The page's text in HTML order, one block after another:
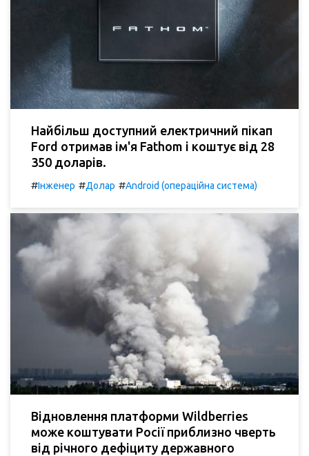
Найбільш доступний електричний пікап
Ford отримав ім'я Fathom і коштує від 28
350 доларів.
#Інженер #Долар #Android (операційна система)
Відновлення платформи Wildberries
може коштувати Росії приблизно чверть
від річного дефіциту державного